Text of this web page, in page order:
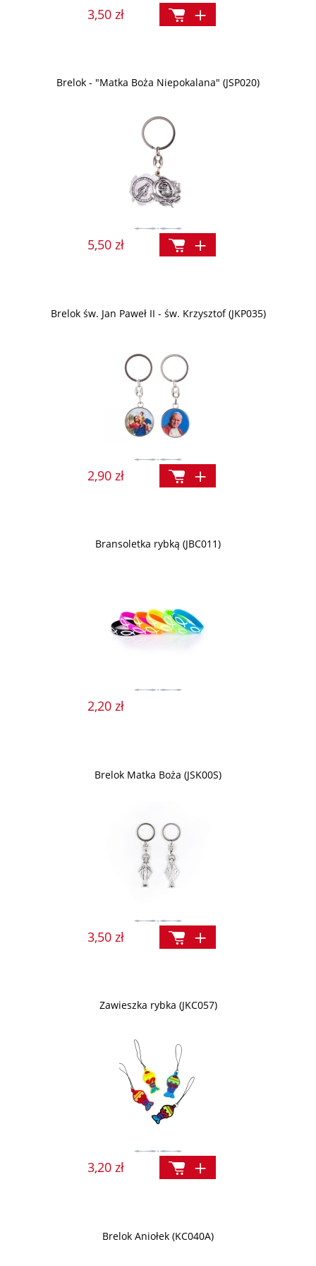
3,50 zł
Brelok - "Matka Boża Niepokalana" (JSP020)
5,50 zł
Brelok św. Jan Paweł II - św. Krzysztof (JKP035)
2,90 zł
Bransoletka rybką (JBC011)
2,20 zł
Brelok Matka Boża (JSK00S)
3,50 zł
Zawieszka rybka (JKC057)
3,20 zł
Brelok Aniołek (KC040A)